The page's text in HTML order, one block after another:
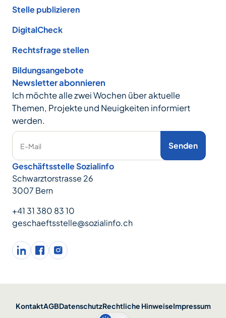
Stelle publizieren
DigitalCheck
Rechtsfrage stellen
Bildungsangebote
Newsletter abonnieren
Ich möchte alle zwei Wochen über aktuelle
Themen, Projekte und Neuigkeiten informiert
werden.
E-Mail Senden
Geschäftsstelle Sozialinfo
Schwarztorstrasse 26
3007 Bern
+41 31 380 83 10
geschaeftsstelle@sozialinfo.ch
LinkedInfacebookInstagram
KontaktAGBDatenschutzRechtliche HinweiseImpressum